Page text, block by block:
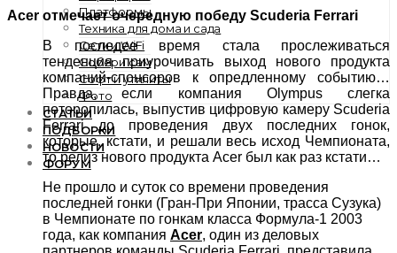
Платформы
Техника для дома и сада
Сети и WiFi
Собери сам
Софт и утилиты
Фото
СТАТЬИ
ПОДБОРКИ
НОВОСТИ
ФОРУМ
Acer отмечает очередную победу Scuderia Ferrari
В последее время стала прослеживаться
тенденция приурочивать выход нового продукта
компаний-спонсоров к опредленному событию…
Правда, если компания Olympus слегка
поторопилась, выпустив цифровую камеру Scuderia
Ferrari до проведения двух последних гонок,
которые, кстати, и решали весь исход Чемпионата,
то релиз нового продукта Acer был как раз кстати…
Не прошло и суток со времени проведения
последней гонки (Гран-При Японии, трасса Сузука)
в Чемпионате по гонкам класса Формула-1 2003
года, как компания Acer, один из деловых